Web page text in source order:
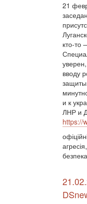
21
кто-то
вводу
и к
ЛНР и
https://